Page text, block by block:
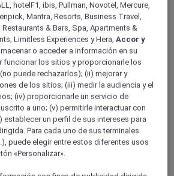
hotelF1, ibis, Pullman, Novotel, Mercure,
Mantra, Resorts, Business Travel,
& Bars, Spa, Apartments &
Limitless Experiences y Hera,Accor y
o acceder a información en su
funcionar los sitios y proporcionarle los
puede rechazarlos); (ii) mejorar y
de los sitios; (iii) medir la audiencia y el
(iv) proporcionarle un servicio de
a uno; (v) permitirle interactuar con
establecer un perfil de sus intereses para
Para cada uno de sus terminales
puede elegir entre estos diferentes usos
«Personalizar».